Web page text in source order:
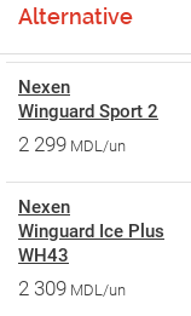
Alternative
Nexen
Winguard Sport 2
2 299 MDL/un
Nexen
Winguard Ice Plus
WH43
2 309 MDL/un